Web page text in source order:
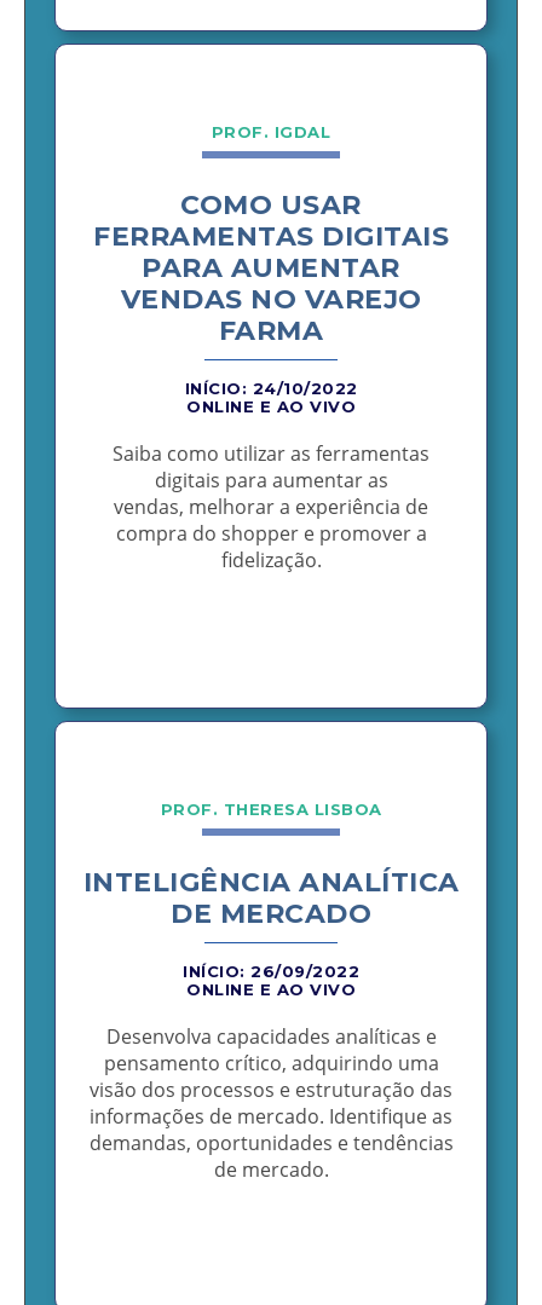
PROF. IGDAL
COMO USAR
FERRAMENTAS DIGITAIS
PARA AUMENTAR
VENDAS NO VAREJO
FARMA
INÍCIO: 24/10/2022
ONLINE E AO VIVO
Saiba como utilizar as ferramentas
digitais para aumentar as
vendas, melhorar a experiência de
compra do shopper e promover a
fidelização.
PROF. THERESA LISBOA
INTELIGÊNCIA ANALÍTICA
DE MERCADO
INÍCIO: 26/09/2022
ONLINE E AO VIVO
Desenvolva capacidades analíticas e
pensamento crítico, adquirindo uma
visão dos processos e estruturação das
informações de mercado. Identifique as
demandas, oportunidades e tendências
de mercado.